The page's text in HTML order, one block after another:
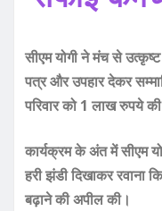
सीएम योगी ने मंच से
पत्र और उपहार देकर
परिवार को 1 लाख रुपये
कार्यक्रम के अंत में सीएम
हरी झंडी दिखाकर रवाना
बढ़ाने की अपील की।